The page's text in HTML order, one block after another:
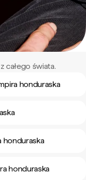
całego świata.
honduraska
honduraska
honduraska